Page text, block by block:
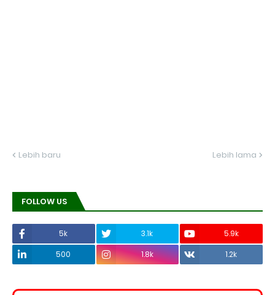
Lebih baru Lebih lama
FOLLOW US
5k 3.1k
5.9k
500
1.8k 1.2k